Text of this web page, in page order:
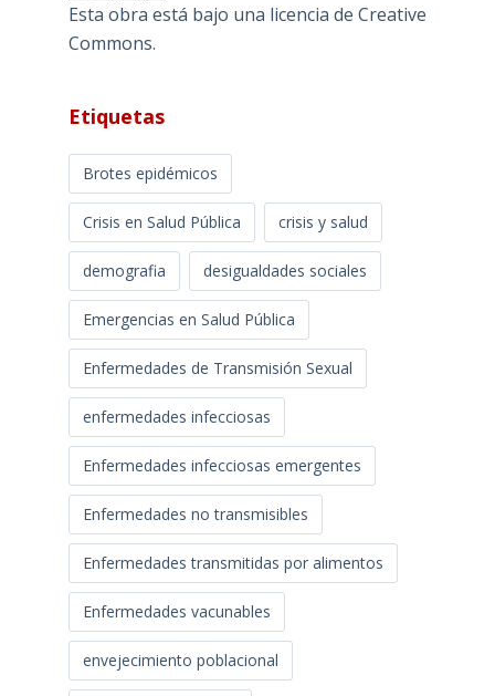
Esta obra está bajo una licencia de Creative
Commons.
Etiquetas
Brotes epidémicos
Crisis en Salud Pública crisis y salud
demografia desigualdades sociales
Emergencias en Salud Pública
Enfermedades de Transmisión Sexual
enfermedades infecciosas
Enfermedades infecciosas emergentes
Enfermedades no transmisibles
Enfermedades transmitidas por alimentos
Enfermedades vacunables
envejecimiento poblacional